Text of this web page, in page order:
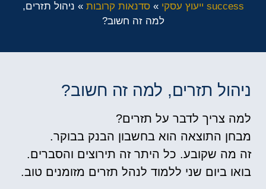
success ייעוץ עסקי »סדנאות קרובות » ניהול תזרים,
למה זה חשוב?
ניהול תזרים, למה זה חשוב?
למה צריך לדבר על תזרים?
מבחן התוצאה הוא בחשבון הבנק בבוקר.
זה מה שקובע. כל היתר זה תירוצים והסברים.
בואו ביום שני ללמוד לנהל תזרים מזומנים טוב.